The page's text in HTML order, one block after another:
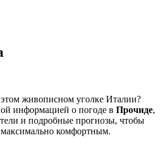
живописном уголке Италии?
информацией о погоде в Прочиде,
и подробные прогнозы, чтобы
комфортным.